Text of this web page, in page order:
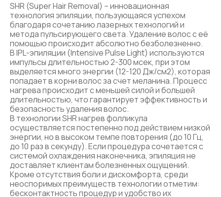
SHR (Super Hair Removal) – инновационная
технология эпиляции, пользующаяся успехом
благодаря сочетанию лазерных технологий и
метода пульсирующего света. Удаление волос с её
помощью происходит абсолютно безболезненно.
В IPL-эпиляции (Intensive Pulse Light) используются
импульсы длительностью 2-300 мсек, при этом
выделяется много энергии (12-120 Дж/см2), которая
попадает в корни волос за счет меланина. Процесс
нагрева происходит с меньшей силой и большей
длительностью, что гарантирует эффективность и
безопасность удаления волос.
В технологии SHR нагрев фолликула
осуществляется постепенно под действием низкой
энергии, но в высоком темпе повторения (до 10 Гц,
до 10 раз в секунду). Если процедура сочетается с
системой охлаждения наконечника, эпиляция не
доставляет клиентам болезненных ощущений.
Кроме отсутствия боли и дискомфорта, среди
неоспоримых преимуществ технологии отметим:
бесконтактность процедур и удобство их